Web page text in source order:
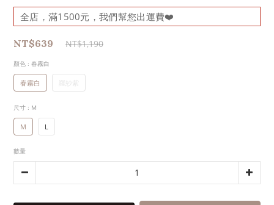
全店，滿1500元，我們幫您出運費❤️
NT$639 NT$1,190
顏色 : 春霧白
春霧白 羅紗紫
尺寸 : M
M L
數量